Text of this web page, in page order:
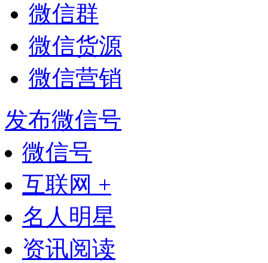
微信群
微信货源
微信营销
发布微信号
微信号
互联网 +
名人明星
资讯阅读